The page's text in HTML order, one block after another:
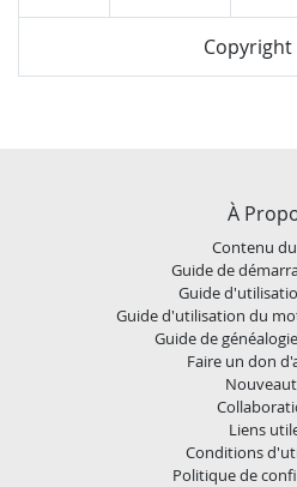
À
Contenu
Guide de
Guide
Guide d'utilisation du
Guide de
Faire un don
Liens
Conditions
Politique de